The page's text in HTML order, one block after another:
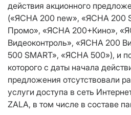
действия акционного
(«ЯСНА 200 new», «ЯСНА 200
Промо», «ЯСНА 200+Кино»,
Видеоконтроль», «ЯСНА 200
500 SMART», «ЯСНА 500»), и
которого с даты начала
предложения отсутствовали
услуги доступа в сеть
ZALA, в том числе в составе